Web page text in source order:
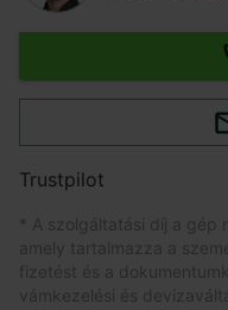
Trustpilot
* A szolgáltatási díj a gép
amely tartalmazza a
fizetést és a
vámkezelési és